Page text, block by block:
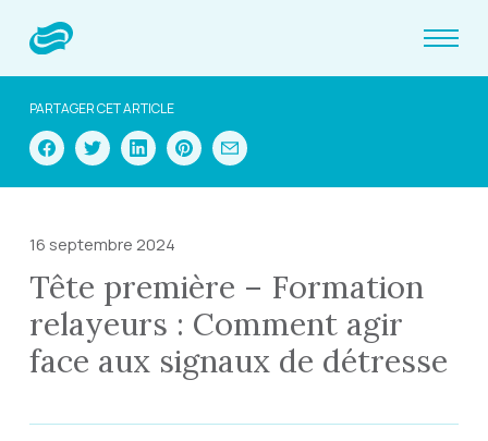
PARTAGER CET ARTICLE
16 septembre 2024
Tête première – Formation
relayeurs : Comment agir
face aux signaux de détresse